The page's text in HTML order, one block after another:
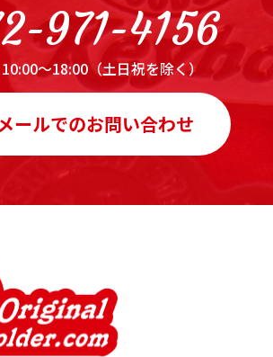
971-4156
～18:00（土日祝を除く）
ールでのお問い合わせ